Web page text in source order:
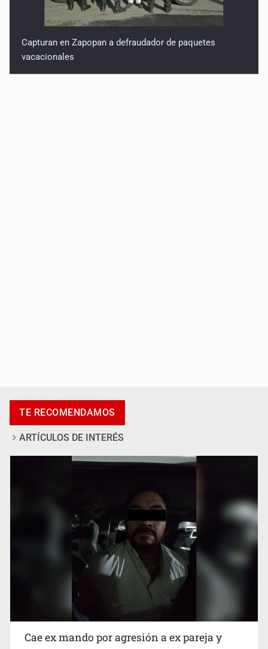
Capturan en Zapopan a defraudador de paquetes
vacacionales
Que el IPEJAL encabece la lista de deudores en Jalisco
es un “foco rojo” de gran magnitud: Economista
TE RECOMENDAMOS
ARTÍCULOS DE INTERÉS
Cae ex mando por agresión a ex pareja y